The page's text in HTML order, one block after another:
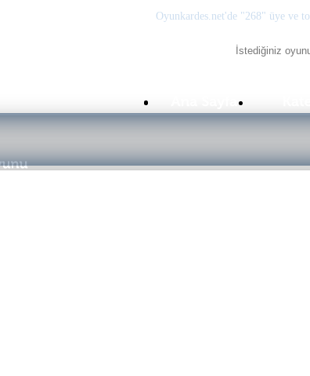
Oyunkardes.net'de "268" üye ve